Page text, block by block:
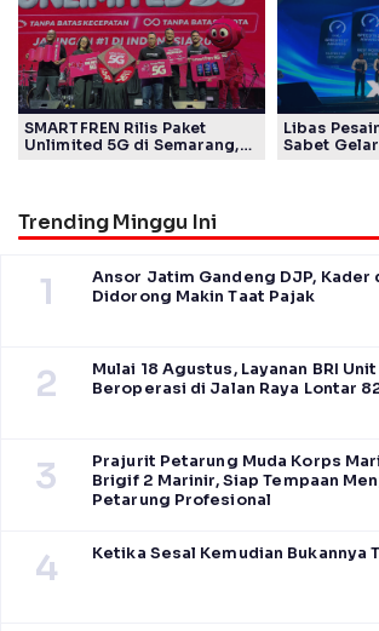
SMARTFREN Rilis Paket
Unlimited 5G di Semarang,
Libas
Sabet
Trending Minggu Ini
1
Ansor Jatim Gandeng DJP, Kader
Didorong Makin Taat Pajak
2
Mulai 18 Agustus, Layanan BRI
Beroperasi di Jalan Raya Lontar
3
Prajurit Petarung Muda Korps
Brigif 2 Marinir, Siap Tempaan
Petarung Profesional
4 Ketika Sesal Kemudian Bukannya